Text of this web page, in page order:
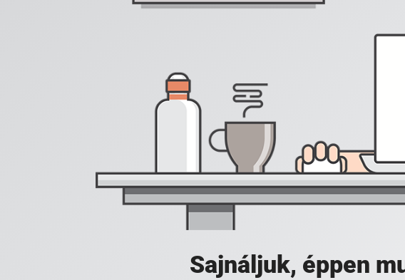
Sajnáljuk, éppen